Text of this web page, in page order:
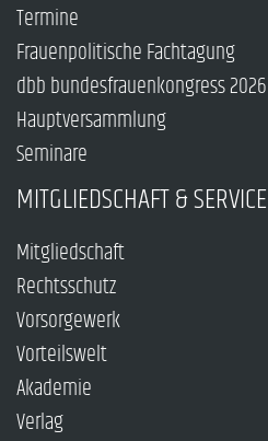
Termine
Frauenpolitische Fachtagung
dbb bundesfrauenkongress 2026
Hauptversammlung
Seminare
MITGLIEDSCHAFT & SERVICE
Mitgliedschaft
Rechtsschutz
Vorsorgewerk
Vorteilswelt
Akademie
Verlag